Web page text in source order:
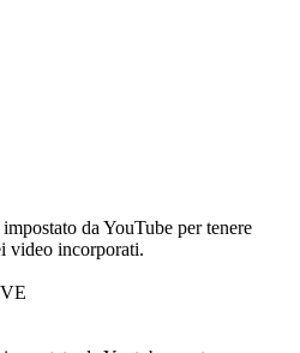
da YouTube per tenere
video incorporati.